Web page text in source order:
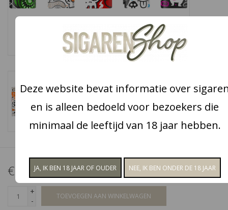
Aanbiedingen
€4,50
+
-
TOEVOEGEN AAN WINKELWAGEN
Deze website bevat informatie over
en is alleen bedoeld voor bezoekers die
minimaal de leeftijd van 18 jaar hebben.